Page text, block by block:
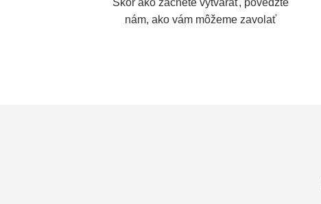
Skôr ako začnete vytvárať, povedzte
nám, ako vám môžeme zavolať